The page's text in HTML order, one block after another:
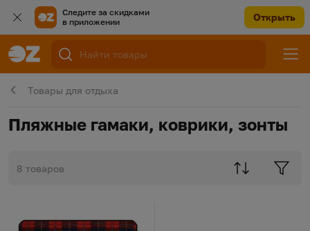
Следите за скидками
в приложении
Открыть
Товары для отдыха
Пляжные гамаки, коврики, зонты
8 товаров